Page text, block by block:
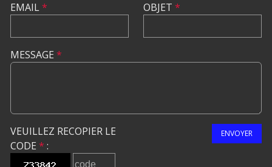
EMAIL* OBJET *
MESSAGE *
VEUILLEZ RECOPIER LE
CODE * :
ENVOYER